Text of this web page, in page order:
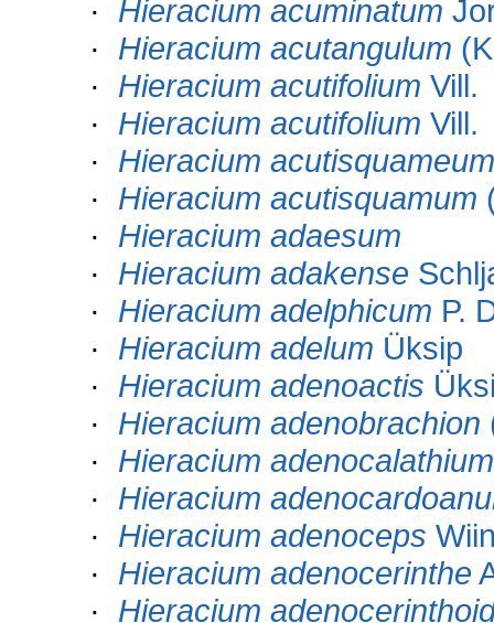
· Hieracium acuminatum
· Hieracium acutangulum
· Hieracium acutifolium Vill.
· Hieracium acutifolium Vill.
· Hieracium acutisquameum
· Hieracium acutisquamum
· Hieracium adaesum
· Hieracium adakense
· Hieracium adelphicum P.
· Hieracium adelum Üksip
· Hieracium adenoactis
· Hieracium adenobrachion
· Hieracium adenocalathium
· Hieracium
· Hieracium adenoceps
· Hieracium adenocerinthe
· Hieracium